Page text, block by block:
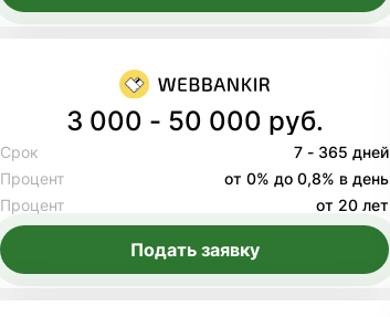
3 000 - 50 000 руб.
Срок
7 - 365 дней
Процент
от 0% до 0,8% в день
Процент
от 20 лет
Подать заявку